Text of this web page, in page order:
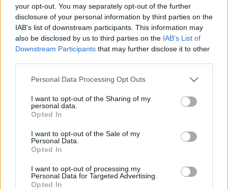
your opt-out. You may separately opt-out of the further
disclosure of your personal information by third parties on the
IAB’s list of downstream participants. This information may
also be disclosed by us to third parties on the IAB’s List of
Downstream Participants that may further disclose it to other
Please note that this website/app uses one or more Google
not limited to your visit or usage behaviour. You may click to
grant or deny consent to Google and its third-party tags to
use your data for below specified purposes in below Google
consent section.
Personal Data Processing Opt Outs
I want to opt-out of the Sharing of my
personal data.
Opted In
I want to opt-out of the Sale of my
Personal Data.
Opted In
I want to opt-out of processing my
Personal Data for Targeted Advertising.
Opted In
bors
Elkészítés:
A tésztát kifőzzük.
Olívaolajon serpenyőben megpirítjuk a kockázott
tojást, amit lágyra sütünk. Ehhez hozzákeverjük a
tejfölt, majd a tésztát, és összeforgatjuk. Sajttal
Jó étvágyat!
Ha mégis édes reggelire vágynál, akkor készítsd el
csokis, citromos kuglófot. :-)